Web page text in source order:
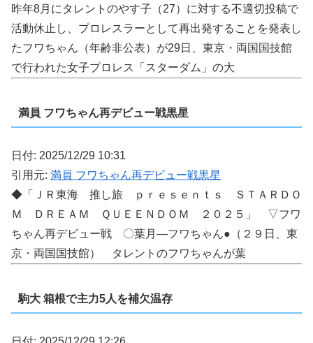
昨年8月にタレントのやす子（27）に対する不適切投稿で
活動休止し、プロレスラーとして再出発することを発表し
たフワちゃん（年齢非公表）が29日、東京・両国国技館
で行われた女子プロレス「スターダム」の大
満員 フワちゃん再デビュー戦黒星
日付: 2025/12/29 10:31
引用元: 満員 フワちゃん再デビュー戦黒星
◆「ＪＲ東海 推し旅 ｐｒｅｓｅｎｔｓ ＳＴＡＲＤＯ
Ｍ ＤＲＥＡＭ ＱＵＥＥＮＤＯＭ ２０２５」 ▽フワ
ちゃん再デビュー戦 〇葉月―フワちゃん●（２９日、東
京・両国国技館） タレントのフワちゃんが葉
駒大 箱根で主力5人を補欠温存